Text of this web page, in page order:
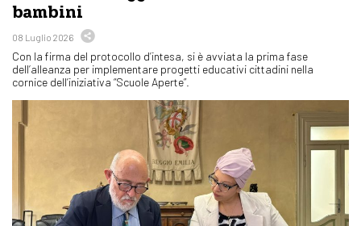
bambini
08 Luglio 2026
Con la firma del protocollo d’intesa, si è avviata la prima fase
dell’alleanza per implementare progetti educativi cittadini nella
cornice dell’iniziativa “Scuole Aperte”.